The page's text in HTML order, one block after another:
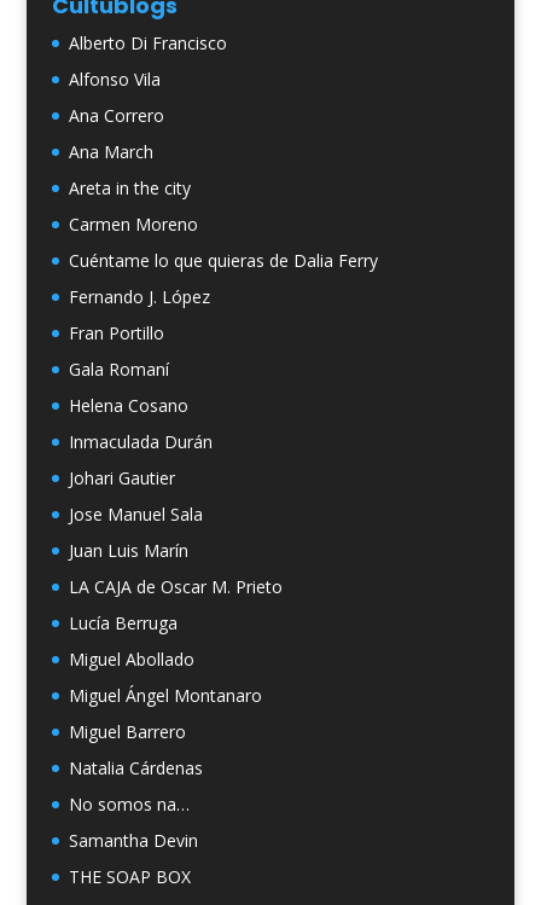
Alberto Di Francisco
Alfonso Vila
Ana Correro
Ana March
Areta in the city
Carmen Moreno
Cuéntame lo que quieras de Dalia Ferry
Fernando J. López
Fran Portillo
Gala Romaní
Helena Cosano
Inmaculada Durán
Johari Gautier
Jose Manuel Sala
Juan Luis Marín
LA CAJA de Oscar M. Prieto
Lucía Berruga
Miguel Abollado
Miguel Ángel Montanaro
Miguel Barrero
Natalia Cárdenas
No somos na…
Samantha Devin
THE SOAP BOX